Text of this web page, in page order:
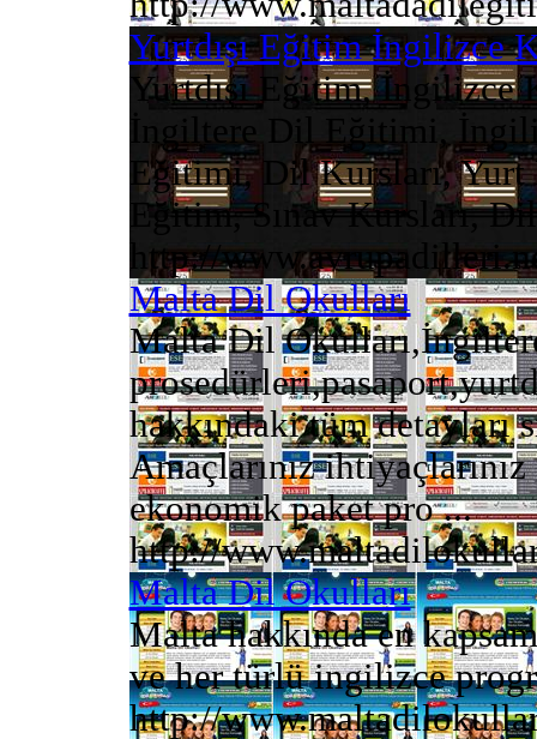
Yurtdışı Eğitim İngilizce
Yurtdışı Eğitim,
İngiltere Dil Eğitimi,
Eğitimi, Dil Kursları, Yurt
Eğitim, Sınav Kursları,
http://
Malta Dil Okulları
Malta Dil
hakkındaki tüm detayları
Amaçlarınız
ekonomik paket pro ...
http://
Malta Dil Okulları
Malta hakkında en
ve her türlü ingilizce
http://